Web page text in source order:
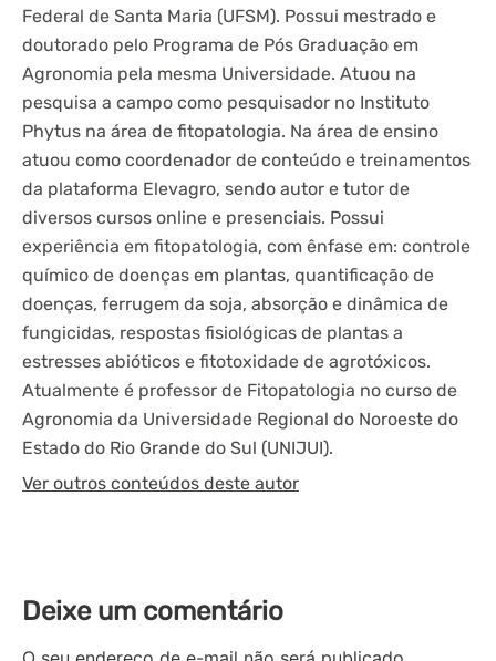
Federal de Santa Maria (UFSM). Possui mestrado e
doutorado pelo Programa de Pós Graduação em
Agronomia pela mesma Universidade. Atuou na
pesquisa a campo como pesquisador no Instituto
Phytus na área de fitopatologia. Na área de ensino
atuou como coordenador de conteúdo e treinamentos
da plataforma Elevagro, sendo autor e tutor de
diversos cursos online e presenciais. Possui
experiência em fitopatologia, com ênfase em: controle
químico de doenças em plantas, quantificação de
doenças, ferrugem da soja, absorção e dinâmica de
fungicidas, respostas fisiológicas de plantas a
estresses abióticos e fitotoxidade de agrotóxicos.
Atualmente é professor de Fitopatologia no curso de
Agronomia da Universidade Regional do Noroeste do
Estado do Rio Grande do Sul (UNIJUI).
Ver outros conteúdos deste autor
Deixe um comentário